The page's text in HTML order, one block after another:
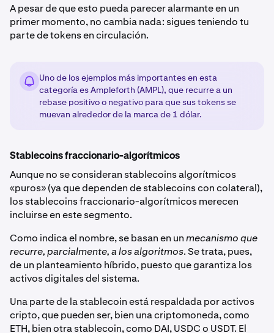
A pesar de que esto pueda parecer alarmante en un
primer momento, no cambia nada: sigues teniendo tu
parte de tokens en circulación.
Uno de los ejemplos más importantes en esta
categoría es Ampleforth (AMPL), que recurre a un
rebase positivo o negativo para que sus tokens se
muevan alrededor de la marca de 1 dólar.
Stablecoins fraccionario-algorítmicos
Aunque no se consideran stablecoins algorítmicos
«puros» (ya que dependen de stablecoins con colateral),
los stablecoins fraccionario-algorítmicos merecen
incluirse en este segmento.
Como indica el nombre, se basan en unmecanismo que
recurre, parcialmente, a los algoritmos. Se trata, pues,
de un planteamiento híbrido, puesto que garantiza los
activos digitales del sistema.
Una parte de la stablecoin está respaldada por activos
cripto, que pueden ser, bien una criptomoneda, como
ETH, bien otra stablecoin, como DAI, USDC o USDT. El